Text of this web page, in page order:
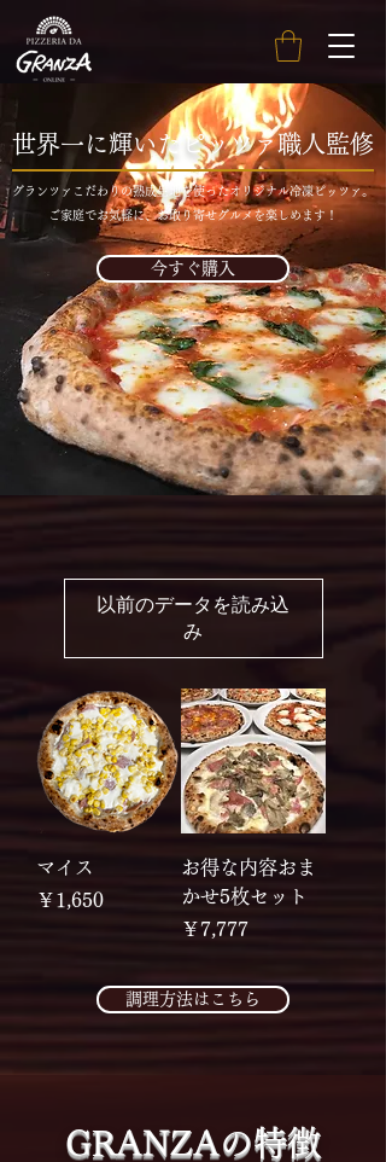
世界一に輝いたピッツァ職人監修
グランツァこだわりの熟成生地を使ったオリジナル冷凍ピッツァ。
ご家庭でお気軽に、お取り寄せグルメを楽しめます！
今すぐ購入
以前のデータを読み込
み
マイス
価格
￥1,650
お得な内容おま
かせ5枚セット
価格
￥7,777
調理方法はこちら
GRANZAの特徴